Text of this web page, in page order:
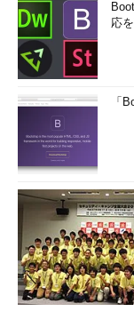
応
「